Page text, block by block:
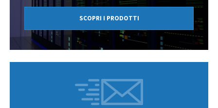
SCOPRI I PRODOTTI